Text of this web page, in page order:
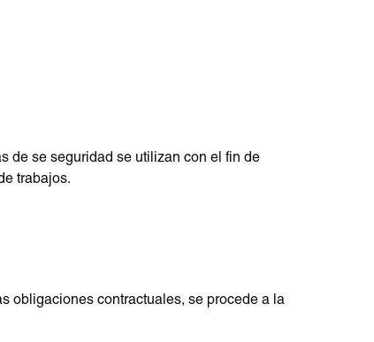
de se seguridad se utilizan con el fin de
trabajos.
obligaciones contractuales, se procede a la